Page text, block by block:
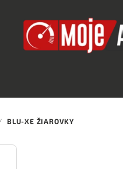
BLU-XE ŽIAROVKY